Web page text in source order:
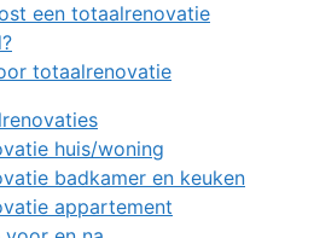
een totaalrenovatie
totaalrenovatie
huis/woning
badkamer en keuken
appartement